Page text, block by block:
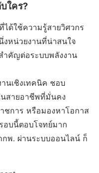
ใคร?
ด้ใช้ความรู้สายวิศวกร
หน่วยงานที่น่าสนใจ
ำคัญต่อระบบพลังงาน
นเชิงเทคนิค ชอบ
นสายอาชีพที่มั่นคง
ชการ หรือมองหาโอกาส
อบนี้ตอบโจทย์มาก
กพ. ผ่านระบบออนไลน์ ก็